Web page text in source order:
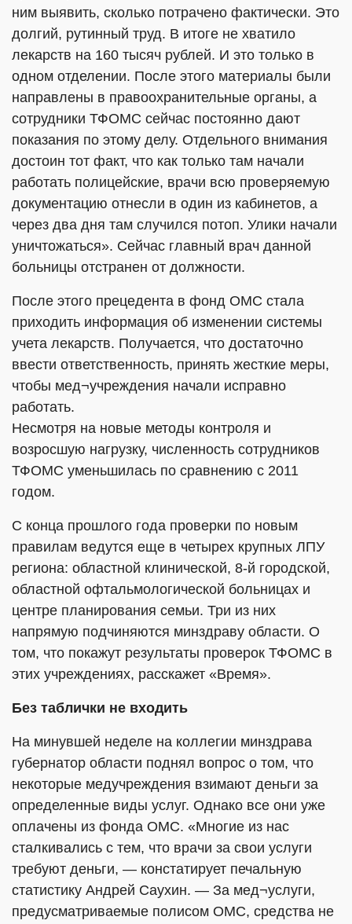
ним выявить, сколько потрачено фактически. Это
долгий, рутинный труд. В итоге не хватило
лекарств на 160 тысяч рублей. И это только в
одном отделении. После этого материалы были
направлены в правоохранительные органы, а
сотрудники ТФОМС сейчас постоянно дают
показания по этому делу. Отдельного внимания
достоин тот факт, что как только там начали
работать полицейские, врачи всю проверяемую
документацию отнесли в один из кабинетов, а
через два дня там случился потоп. Улики начали
уничтожаться». Сейчас главный врач данной
больницы отстранен от должности.
После этого прецедента в фонд ОМС стала
приходить информация об изменении системы
учета лекарств. Получается, что достаточно
ввести ответственность, принять жесткие меры,
чтобы мед¬учреждения начали исправно
работать.
Несмотря на новые методы контроля и
возросшую нагрузку, численность сотрудников
ТФОМС уменьшилась по сравнению с 2011
годом.
С конца прошлого года проверки по новым
правилам ведутся еще в четырех крупных ЛПУ
региона: областной клинической, 8-й городской,
областной офтальмологической больницах и
центре планирования семьи. Три из них
напрямую подчиняются минздраву области. О
том, что покажут результаты проверок ТФОМС в
этих учреждениях, расскажет «Время».
Без таблички не входить
На минувшей неделе на коллегии минздрава
губернатор области поднял вопрос о том, что
некоторые медучреждения взимают деньги за
определенные виды услуг. Однако все они уже
оплачены из фонда ОМС. «Многие из нас
сталкивались с тем, что врачи за свои услуги
требуют деньги, — констатирует печальную
статистику Андрей Саухин. — За мед¬услуги,
предусматриваемые полисом ОМС, средства не